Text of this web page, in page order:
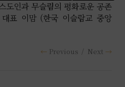
도인과 무슬림의 평화로운 공존
표 이맘 (한국 이슬람교 중앙
Previous Next